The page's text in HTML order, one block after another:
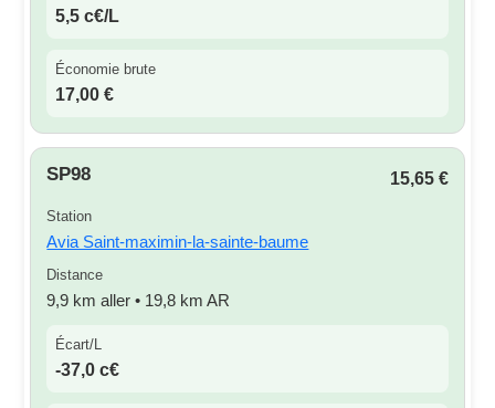
5,5 c€/L
Économie brute
17,00 €
SP98 15,65 €
Station
Avia Saint-maximin-la-sainte-baume
Distance
9,9 km aller • 19,8 km AR
Écart/L
-37,0 c€